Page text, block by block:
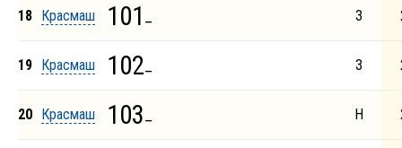
18 Красмаш 101 _ З
19 Красмаш 102_ З
20 Красмаш 103_ Н